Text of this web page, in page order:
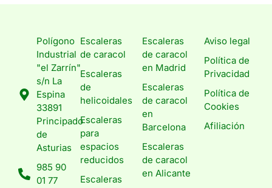
Polígono
Industrial
"el Zarrín"
s/n La
Espina
33891
Principado
de
Asturias
985 90
01 77
Escaleras
de caracol
Escaleras
de
helicoidales
Escaleras
para
espacios
reducidos
Escaleras
Escaleras
de caracol
en Madrid
Escaleras
de caracol
en
Barcelona
Escaleras
de caracol
en Alicante
Aviso legal
Política de
Privacidad
Política de
Cookies
Afiliación